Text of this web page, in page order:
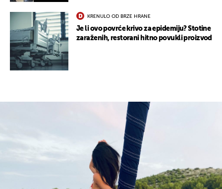
KRENULO OD BRZE HRANE
Je li ovo povrće krivo za epidemiju? Stotine
zaraženih, restorani hitno povukli proizvod